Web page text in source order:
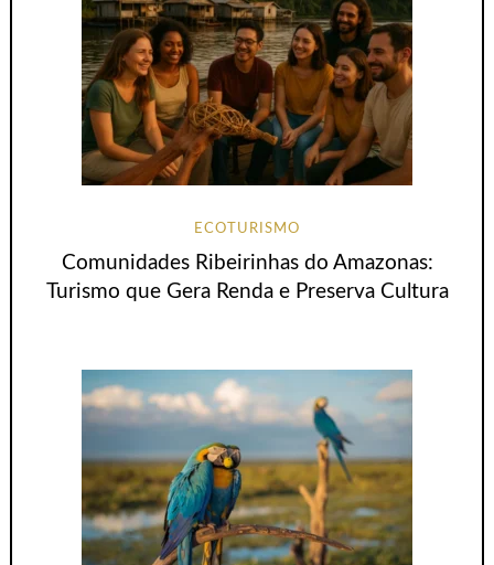
ECOTURISMO
Comunidades Ribeirinhas do Amazonas:
Turismo que Gera Renda e Preserva Cultura